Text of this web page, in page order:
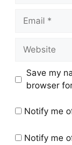
Save my
browser
Notify me
Notify me